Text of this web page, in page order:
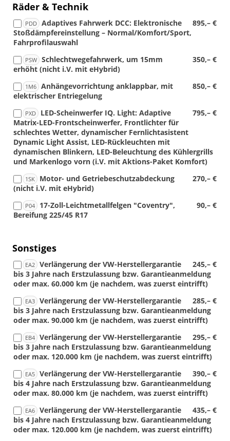
Räder & Technik
PDD 895,– €
Adaptives Fahrwerk DCC: Elektronische
Stoßdämpfereinstellung – Normal/Komfort/Sport,
Fahrprofilauswahl
PSW 350,– €
Schlechtwegefahrwerk, um 15mm
erhöht (nicht i.V. mit eHybrid)
1M6 850,– €
Anhängevorrichtung anklappbar, mit
elektrischer Entriegelung
PXD 795,– €
LED-Scheinwerfer IQ. Light: Adaptive
Matrix-LED-Frontscheinwerfer, Frontlichter für
schlechtes Wetter, dynamischer Fernlichtasistent
Dynamic Light Assist, LED-Rückleuchten mit
dynamischen Blinkern, LED-Beleuchtung des Kühlergrills
und Markenlogo vorn (i.V. mit Aktions-Paket Komfort)
1SK 270,– €
Motor- und Getriebeschutzabdeckung
(nicht i.V. mit eHybrid)
P04 90,– €
17-Zoll-Leichtmetallfelgen "Coventry",
Bereifung 225/45 R17
Sonstiges
EA2 245,– €
Verlängerung der VW-Herstellergarantie
bis 3 Jahre nach Erstzulassung bzw. Garantieanmeldung
oder max. 60.000 km (je nachdem, was zuerst eintrifft)
EA3 285,– €
Verlängerung der VW-Herstellergarantie
bis 3 Jahre nach Erstzulassung bzw. Garantieanmeldung
oder max. 90.000 km (je nachdem, was zuerst eintrifft)
EB4 295,– €
Verlängerung der VW-Herstellergarantie
bis 3 Jahre nach Erstzulassung bzw. Garantieanmeldung
oder max. 120.000 km (je nachdem, was zuerst eintrifft)
EA5 390,– €
Verlängerung der VW-Herstellergarantie
bis 4 Jahre nach Erstzulassung bzw. Garantieanmeldung
oder max. 80.000 km (je nachdem, was zuerst eintrifft)
EA6 435,– €
Verlängerung der VW-Herstellergarantie
bis 4 Jahre nach Erstzulassung bzw. Garantieanmeldung
oder max. 120.000 km (je nachdem, was zuerst eintrifft)